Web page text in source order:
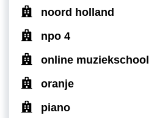
noord holland
npo 4
online muziekschool
oranje
piano